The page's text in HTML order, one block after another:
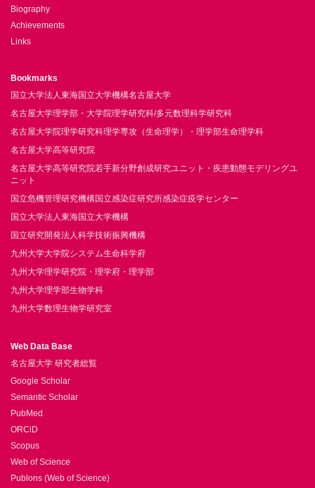
Biography
Achievements
Links
Bookmarks
国立大学法人東海国立大学機構名古屋大学
名古屋大学理学部・大学院理学研究科/多元数理科学研究科
名古屋大学院理学研究科理学専攻（生命理学）・理学部生命理学科
名古屋大学高等研究院
名古屋大学高等研究院若手新分野創成研究ユニット・疾患動態モデリングユ
ニット
国立危機管理研究機構国立感染症研究所感染症疫学センター
国立大学法人東海国立大学機構
国立研究開発法人科学技術振興機構
九州大学大学院システム生命科学府
九州大学理学研究院・理学府・理学部
九州大学理学部生物学科
九州大学数理生物学研究室
Web Data Base
名古屋大学 研究者総覧
Google Scholar
Semantic Scholar
PubMed
ORCiD
Scopus
Web of Science
Publons (Web of Science)